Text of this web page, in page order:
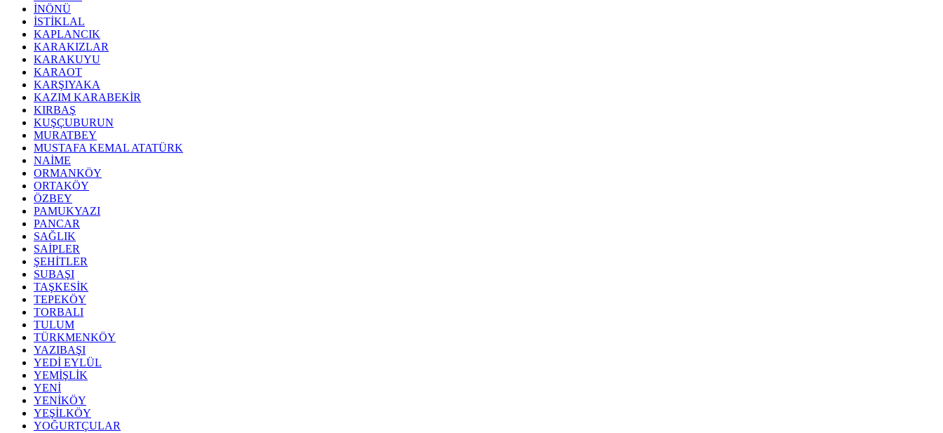
İNÖNÜ
İSTİKLAL
KAPLANCIK
KARAKIZLAR
KARAKUYU
KARAOT
KARŞIYAKA
KAZIM KARABEKİR
KIRBAŞ
KUŞÇUBURUN
MURATBEY
MUSTAFA KEMAL ATATÜRK
NAİME
ORMANKÖY
ORTAKÖY
ÖZBEY
PAMUKYAZI
PANCAR
SAĞLIK
SAİPLER
ŞEHİTLER
SUBAŞI
TAŞKESİK
TEPEKÖY
TORBALI
TULUM
TÜRKMENKÖY
YAZIBAŞI
YEDİ EYLÜL
YEMİŞLİK
YENİ
YENİKÖY
YEŞİLKÖY
YOĞURTÇULAR